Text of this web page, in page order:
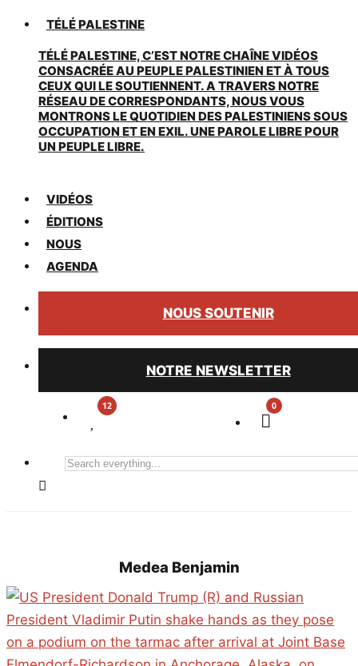
TÉLÉ PALESTINE
TÉLÉ PALESTINE, C’EST NOTRE CHAÎNE VIDÉOS
CONSACRÉE AU PEUPLE PALESTINIEN ET À TOUS
CEUX QUI LE SOUTIENNENT. A TRAVERS NOTRE
RÉSEAU DE CORRESPONDANTS, NOUS VOUS
MONTRONS LE QUOTIDIEN DES PALESTINIENS SOUS
OCCUPATION ET EN EXIL. UNE PAROLE LIBRE POUR
UN PEUPLE LIBRE.
VIDÉOS
ÉDITIONS
NOUS
AGENDA
NOUS SOUTENIR
NOTRE NEWSLETTER
0
Search
Medea Benjamin